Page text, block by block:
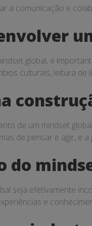
a comunicação e
global, é
culturais, leitura
de um mindset
de pensar e agir, e
do
seja efetivamente
e